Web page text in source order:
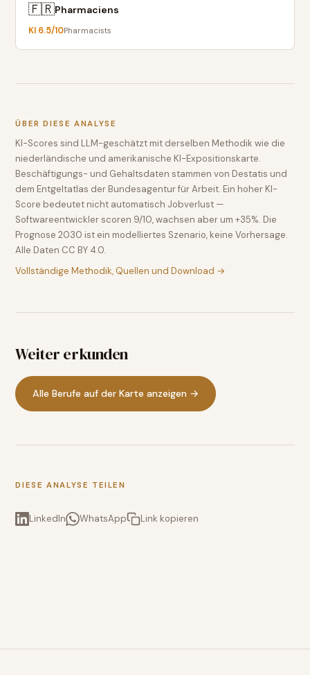
🇫🇷Pharmaciens
KI 6.5/10Pharmacists
ÜBER DIESE ANALYSE
KI-Scores sind LLM-geschätzt mit derselben Methodik wie die
niederländische und amerikanische KI-Expositionskarte.
Beschäftigungs- und Gehaltsdaten stammen von Destatis und
dem Entgeltatlas der Bundesagentur für Arbeit. Ein hoher KI-
Score bedeutet nicht automatisch Jobverlust —
Softwareentwickler scoren 9/10, wachsen aber um +35%. Die
Prognose 2030 ist ein modelliertes Szenario, keine Vorhersage.
Alle Daten CC BY 4.0.
Vollständige Methodik, Quellen und Download →
Weiter erkunden
Alle Berufe auf der Karte anzeigen →
DIESE ANALYSE TEILEN
LinkedIn WhatsApp Link kopieren